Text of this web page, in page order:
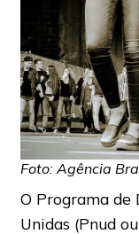
Foto: Agência
O Programa de
Unidas (Pnud